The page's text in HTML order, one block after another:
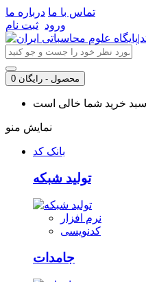
تماس با ما درباره ما
ورود ثبت نام
0 محصول - رایگان
نمایش منو
بانک کد
تولید شبکه
نرم افزار
کدنویسی
جامدات